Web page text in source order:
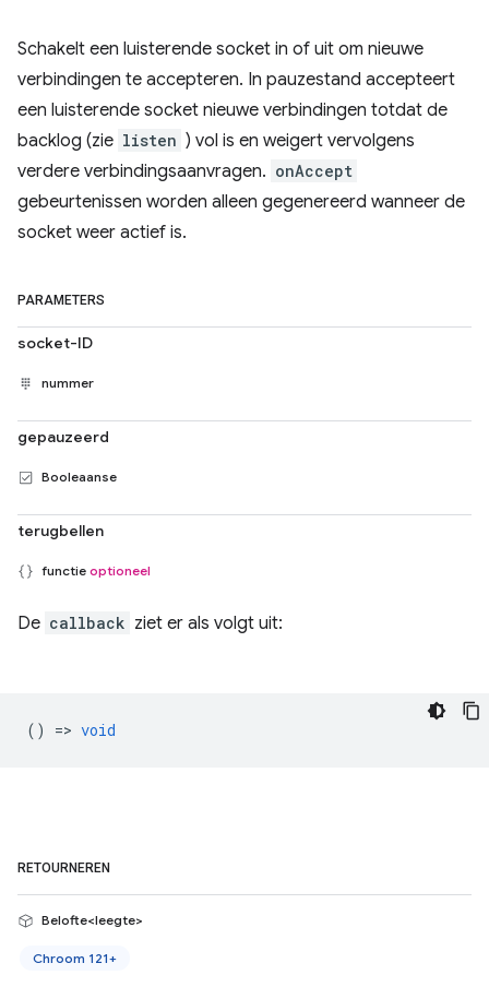
Schakelt een luisterende socket in of uit om nieuwe
verbindingen te accepteren. In pauzestand accepteert
een luisterende socket nieuwe verbindingen totdat de
backlog (zie listen ) vol is en weigert vervolgens
verdere verbindingsaanvragen. onAccept
gebeurtenissen worden alleen gegenereerd wanneer de
socket weer actief is.
PARAMETERS
socket-ID
nummer
gepauzeerd
Booleaanse
terugbellen
functie optioneel
De callback ziet er als volgt uit:
() => void
RETOURNEREN
Belofte<leegte>
Chroom 121+